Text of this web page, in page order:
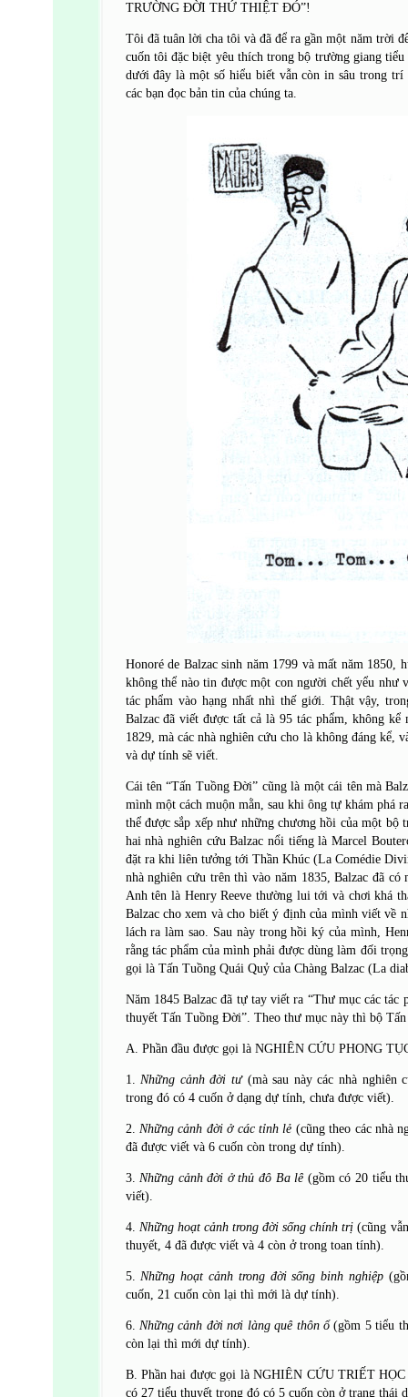
TRƯỜNG ĐỜI THỨ THIỆT ĐÓ”!
Tôi đã tuân lời cha tôi và đã để ra gần một năm trời
cuốn tôi đặc biệt yêu thích trong bộ trường giang
dưới đây là một số hiểu biết vẫn còn in sâu trong
các bạn đọc bản tin của chúng ta.
Honoré de Balzac sinh năm 1799 và mất năm
không thể nào tin được một con người chết yểu như
tác phẩm vào hạng nhất nhì thế giới. Thật vậy,
Balzac đã viết được tất cả là 95 tác phẩm, không
1829, mà các nhà nghiên cứu cho là không đáng kể,
và dự tính sẽ viết.
Cái tên “Tấn Tuồng Đời” cũng là một cái tên mà
mình một cách muộn mằn, sau khi ông tự khám phá
thể được sắp xếp như những chương hồi của một bộ
hai nhà nghiên cứu Balzac nổi tiếng là Marcel
đặt ra khi liên tưởng tới Thần Khúc (La Comédie
nhà nghiên cứu trên thì vào năm 1835, Balzac đã
Anh tên là Henry Reeve thường lui tới và chơi khá
Balzac cho xem và cho biết ý định của mình viết về
lách ra làm sao. Sau này trong hồi ký của mình,
rằng tác phẩm của mình phải được dùng làm đối
gọi là Tấn Tuồng Quái Quỷ của Chàng Balzac (La
Năm 1845 Balzac đã tự tay viết ra “Thư mục các tác
thuyết Tấn Tuồng Đời”. Theo thư mục này thì bộ
A. Phần đầu được gọi là NGHIÊN CỨU PHONG
1.Những cảnh đời tư (mà sau này các nhà
trong đó có 4 cuốn ở dạng dự tính, chưa được viết).
2. Những cảnh đời ở các tỉnh lẻ (cũng theo các nhà
đã được viết và 6 cuốn còn trong dự tính).
3.Những cảnh đời ở thủ đô Ba lê (gồm có 20 tiểu
viết).
4. Những hoạt cảnh trong đời sống chính trị(cũng
thuyết, 4 đã được viết và 4 còn ở trong toan tính).
5.Những hoạt cảnh trong đời sống binh nghiệp
cuốn, 21 cuốn còn lại thì mới là dự tính).
6. Những cảnh đời nơi làng quê thôn ổ(gồm 5 tiểu
còn lại thì mới dự tính).
B. Phần hai được gọi là NGHIÊN CỨU TRIẾT HỌC
có 27 tiểu thuyết trong đó có 5 cuốn còn ở trạng thái